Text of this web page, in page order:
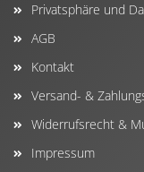
Privatsphäre und
AGB
Kontakt
Versand- &
Widerrufsrecht &
Impressum